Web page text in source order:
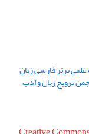
برتر فارسی زبان
انجمن ترویج زبان و ادب